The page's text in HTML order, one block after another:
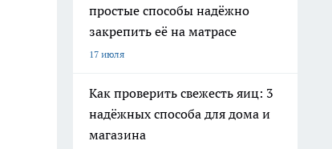
простые способы надёжно
закрепить её на матрасе
17 июля
Как проверить свежесть яиц: 3
надёжных способа для дома и
магазина